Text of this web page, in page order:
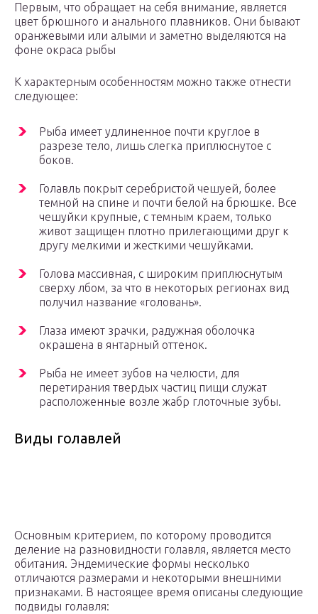
Первым, что обращает на себя внимание, является
цвет брюшного и анального плавников. Они бывают
оранжевыми или алыми и заметно выделяются на
фоне окраса рыбы
К характерным особенностям можно также отнести
следующее:
Рыба имеет удлиненное почти круглое в
разрезе тело, лишь слегка приплюснутое с
боков.
Голавль покрыт серебристой чешуей, более
темной на спине и почти белой на брюшке. Все
чешуйки крупные, с темным краем, только
живот защищен плотно прилегающими друг к
другу мелкими и жесткими чешуйками.
Голова массивная, с широким приплюснутым
сверху лбом, за что в некоторых регионах вид
получил название «головань».
Глаза имеют зрачки, радужная оболочка
окрашена в янтарный оттенок.
Рыба не имеет зубов на челюсти, для
перетирания твердых частиц пищи служат
расположенные возле жабр глоточные зубы.
Виды голавлей
Основным критерием, по которому проводится
деление на разновидности голавля, является место
обитания. Эндемические формы несколько
отличаются размерами и некоторыми внешними
признаками. В настоящее время описаны следующие
подвиды голавля: